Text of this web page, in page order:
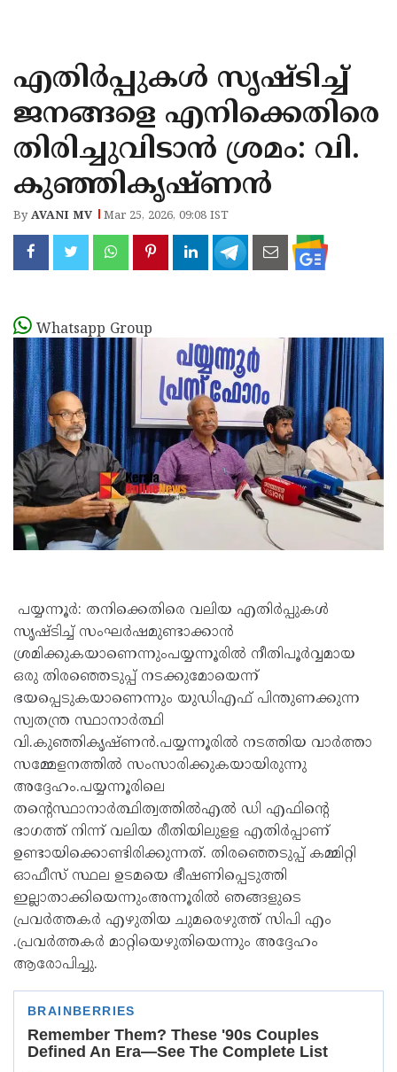
KANNUR
KASARAGOD
എതിർപ്പുകൾ സൃഷ്ടിച്ച്
ജനങ്ങളെ എനിക്കെതിരെ
തിരിച്ചുവിടാൻ ശ്രമം: വി.
കുഞ്ഞികൃഷ്ണൻ
ByAVANI MV Mar 25, 2026, 09:08 IST
Whatsapp Group
പയ്യന്നൂർ: തനിക്കെതിരെ വലിയ എതിർപ്പുകൾ
സൃഷ്ടിച്ച് സംഘർഷമുണ്ടാക്കാൻ
ശ്രമിക്കുകയാണെന്നുംപയ്യന്നൂരിൽ നീതിപൂർവ്വമായ
ഒരു തിരഞ്ഞെടുപ്പ് നടക്കുമോയെന്ന്
ഭയപ്പെടുകയാണെന്നും യുഡിഎഫ് പിന്തുണക്കുന്ന
സ്വതന്ത്ര സ്ഥാനാർത്ഥി
വി.കുഞ്ഞികൃഷ്ണൻ.പയ്യന്നൂരിൽ നടത്തിയ വാർത്താ
സമ്മേളനത്തിൽ സംസാരിക്കുകയായിരുന്നു
അദ്ദേഹം.പയ്യന്നൂരിലെ
തൻ്റെസ്ഥാനാർത്ഥിത്വത്തിൽഎൽ ഡി എഫിൻ്റെ
ഭാഗത്ത് നിന്ന് വലിയ രീതിയിലുളള എതിർപ്പാണ്
ഉണ്ടായിക്കൊണ്ടിരിക്കുന്നത്. തിരഞ്ഞെടുപ്പ് കമ്മിറ്റി
ഓഫീസ് സ്ഥല ഉടമയെ ഭീഷണിപ്പെടുത്തി
ഇല്ലാതാക്കിയെന്നുംഅന്നൂരിൽ ഞങ്ങളുടെ
പ്രവർത്തകർ എഴുതിയ ചുമരെഴുത്ത് സിപി എം
.പ്രവർത്തകർ മാറ്റിയെഴുതിയെന്നും അദ്ദേഹം
ആരോപിച്ചു.